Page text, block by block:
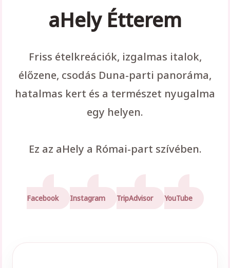
aHely Étterem
Friss ételkreációk, izgalmas italok,
élőzene, csodás Duna-parti panoráma,
hatalmas kert és a természet nyugalma
egy helyen.
Ez az aHely a Római-part szívében.
Facebook Instagram TripAdvisor YouTube